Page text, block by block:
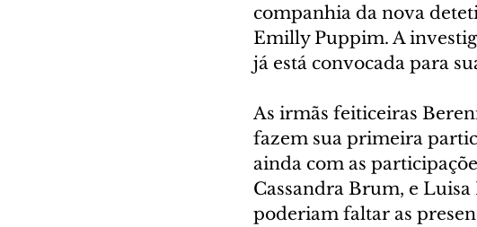
companhia da nova
Emilly Puppim. A
já está convocada para
As irmãs feiticeiras
fazem sua primeira
ainda com as
Cassandra Brum, e Luisa
poderiam faltar as